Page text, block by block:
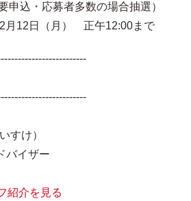
・応募者多数の場合抽選）
12日（月） 正午12:00まで
すけ）
イザー
紹介を見る